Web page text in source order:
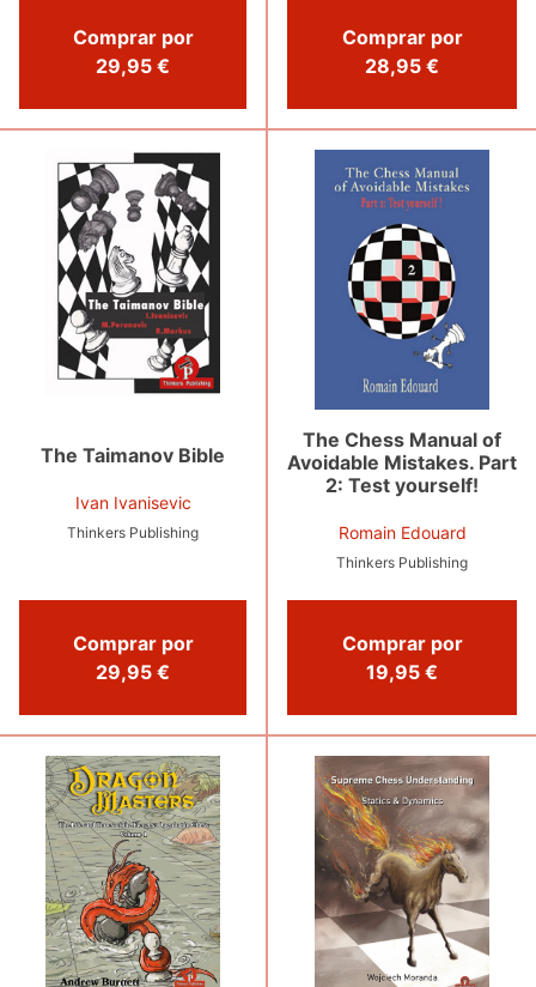
Comprar por
29,95 €
Comprar por
28,95 €
The Taimanov Bible
Ivan Ivanisevic
Thinkers Publishing
Comprar por
29,95 €
The Chess Manual of
Avoidable Mistakes. Part
2: Test yourself!
Romain Edouard
Thinkers Publishing
Comprar por
19,95 €